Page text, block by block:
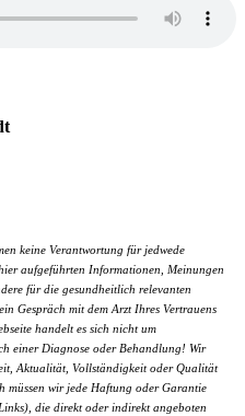
keine Verantwortung für jedwede
aufgeführten Informationen, Meinungen
für die gesundheitlich relevanten
Gespräch mit dem Arzt Ihres Vertrauens
handelt es sich nicht um
einer Diagnose oder Behandlung! Wir
Aktualität, Vollständigkeit oder Qualität
müssen wir jede Haftung oder Garantie
die direkt oder indirekt angeboten